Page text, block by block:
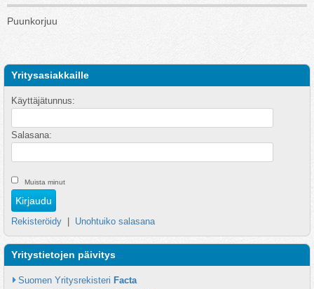
Puunkorjuu
Yritysasiakkaille
Käyttäjätunnus:
Salasana:
Muista minut
Rekisteröidy Unohtuiko salasana
Yritystietojen päivitys
Suomen Yritysrekisteri Facta